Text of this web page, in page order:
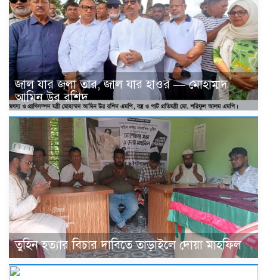
জাল যার জলা তার, জাল যার হাওর — মোহাম্মদ
আমিন উর রশিদ
তুহিন হত্যার বিচার দাবিতে তাড়াইলে দোয়া মাহফিল